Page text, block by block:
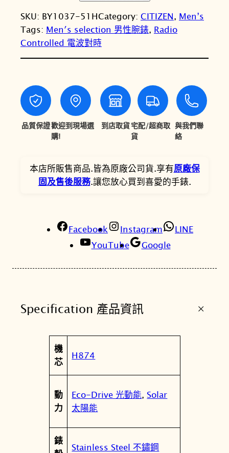
N
T
5
,
8
。
N
1
,
9
3
。
T
I
Z
E
N
辰
E
o
r
i
v
a
d
o
n
r
l
l
d
廣
告
曜
SKU: BY1037-51HCategory: CITIZEN, Men’s
Tags: Men′s selection 男性腕錶, Radio
Controlled 電波對時
品質保證歡迎到現場選
購!
到店取貨宅配/超商取
貨
與我們聯
絡
本店所販售商品.皆為原廠公司貨.享有原廠保
固及售後服務.讓您放心買到喜愛的手錶.
Facebook Instagram
LINE
YouTube
Google
Specification 產品資訊 +
屬
性
值
機
芯
H874
動
力
Eco-Drive 光動能,Solar
太陽能
錶
Stainless Steel 不鏽鋼